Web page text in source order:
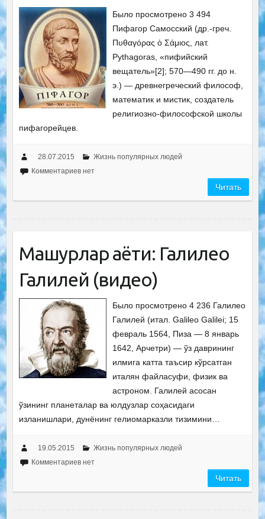
Было просмотрено 3 494
Пифагор Самосский (др.-греч.
Πυθαγόρας ὁ Σάμιος, лат.
Pythagoras, «пифийский
вещатель»[2]; 570—490 гг. до н.
э.) — древнегреческий философ,
математик и мистик, создатель
религиозно-философской школы
пифагорейцев.
28.07.2015
Жизнь популярных людей
Комментариев нет
Читать
Машҳурлар ҳаёти: Галилео
Галилей (видео)
Было просмотрено 4 236 Галилео
Галилей (итал. Galileo Galilei; 15
февраль 1564, Пиза — 8 январь
1642, Арчетри) — ўз даврининг
илмига катта таъсир кўрсатган
италян файласуфи, физик ва
астроном. Галилей асосан
ўзининг планеталар ва юлдузлар соҳасидаги
изланишлари, дунёнинг гелиомарказли тизимини…
19.05.2015
Жизнь популярных людей
Комментариев нет
Читать